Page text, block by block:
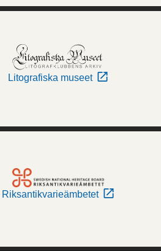
Litografiska museet
Riksantikvarieämbetet